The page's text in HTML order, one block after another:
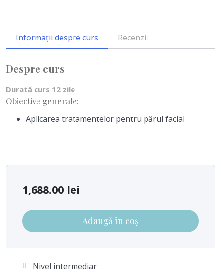
Informații despre curs Recenzii
Despre curs
Durată curs 12 zile
Obiective generale:
Aplicarea tratamentelor pentru părul facial
1,688.00 lei
Adaugă în coș
Nivel intermediar